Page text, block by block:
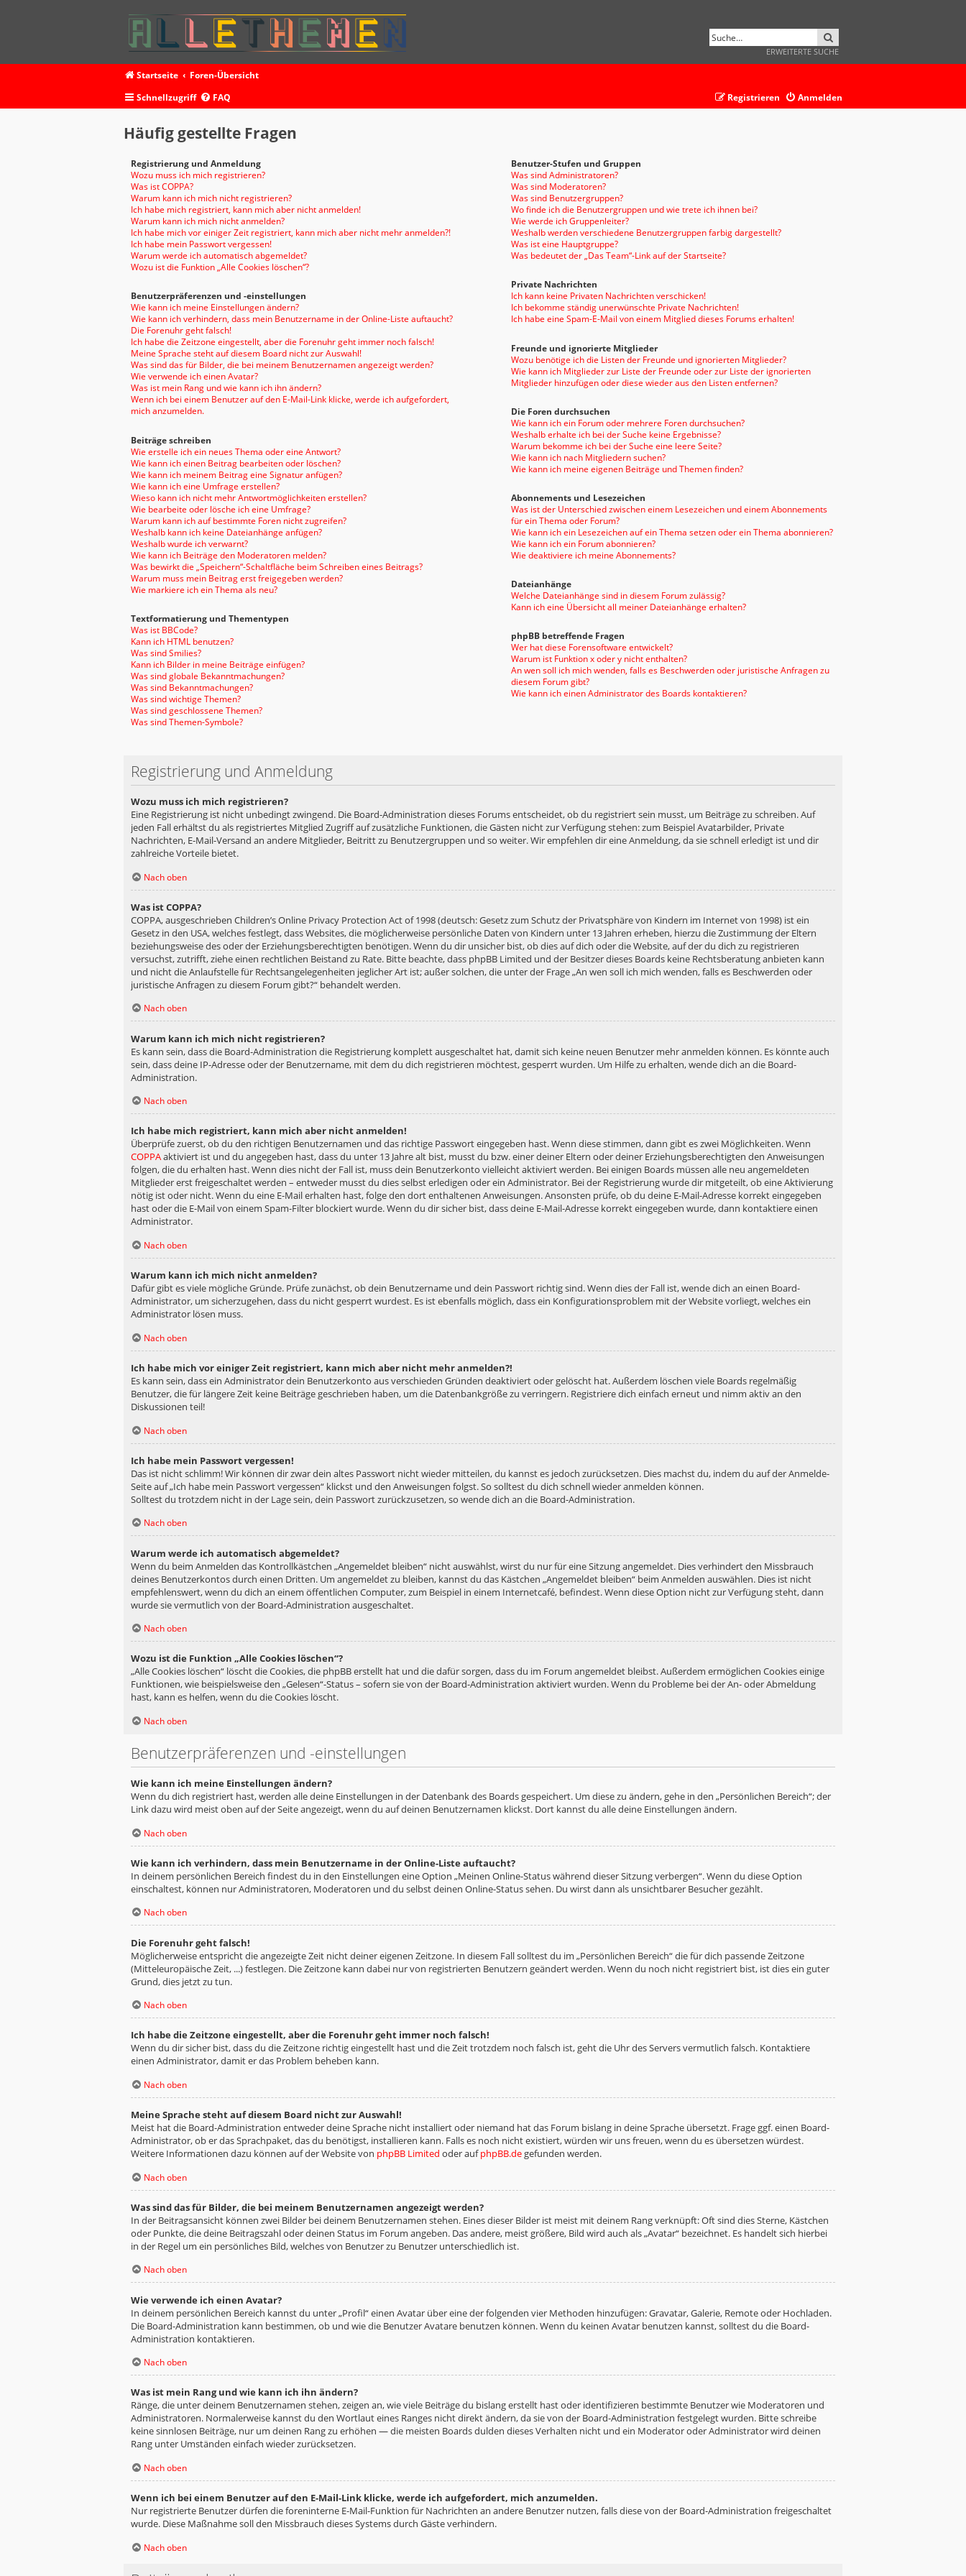
ERWEITERTE SUCHE
Startseite
Foren-Übersicht
Schnellzugriff
FAQ Anmelden
Registrieren
Häufig gestellte Fragen
Registrierung und Anmeldung
Wozu muss ich mich registrieren?
Was ist COPPA?
Warum kann ich mich nicht registrieren?
Ich habe mich registriert, kann mich aber nicht anmelden!
Warum kann ich mich nicht anmelden?
Ich habe mich vor einiger Zeit registriert, kann mich aber nicht mehr anmelden?!
Ich habe mein Passwort vergessen!
Warum werde ich automatisch abgemeldet?
Wozu ist die Funktion „Alle Cookies löschen“?
Benutzerpräferenzen und -einstellungen
Wie kann ich meine Einstellungen ändern?
Wie kann ich verhindern, dass mein Benutzername in der Online-Liste auftaucht?
Die Forenuhr geht falsch!
Ich habe die Zeitzone eingestellt, aber die Forenuhr geht immer noch falsch!
Meine Sprache steht auf diesem Board nicht zur Auswahl!
Was sind das für Bilder, die bei meinem Benutzernamen angezeigt werden?
Wie verwende ich einen Avatar?
Was ist mein Rang und wie kann ich ihn ändern?
Wenn ich bei einem Benutzer auf den E-Mail-Link klicke, werde ich aufgefordert,
mich anzumelden.
Beiträge schreiben
Wie erstelle ich ein neues Thema oder eine Antwort?
Wie kann ich einen Beitrag bearbeiten oder löschen?
Wie kann ich meinem Beitrag eine Signatur anfügen?
Wie kann ich eine Umfrage erstellen?
Wieso kann ich nicht mehr Antwortmöglichkeiten erstellen?
Wie bearbeite oder lösche ich eine Umfrage?
Warum kann ich auf bestimmte Foren nicht zugreifen?
Weshalb kann ich keine Dateianhänge anfügen?
Weshalb wurde ich verwarnt?
Wie kann ich Beiträge den Moderatoren melden?
Was bewirkt die „Speichern“-Schaltfläche beim Schreiben eines Beitrags?
Warum muss mein Beitrag erst freigegeben werden?
Wie markiere ich ein Thema als neu?
Textformatierung und Thementypen
Was ist BBCode?
Kann ich HTML benutzen?
Was sind Smilies?
Kann ich Bilder in meine Beiträge einfügen?
Was sind globale Bekanntmachungen?
Was sind Bekanntmachungen?
Was sind wichtige Themen?
Was sind geschlossene Themen?
Was sind Themen-Symbole?
Benutzer-Stufen und Gruppen
Was sind Administratoren?
Was sind Moderatoren?
Was sind Benutzergruppen?
Wo finde ich die Benutzergruppen und wie trete ich ihnen bei?
Wie werde ich Gruppenleiter?
Weshalb werden verschiedene Benutzergruppen farbig dargestellt?
Was ist eine Hauptgruppe?
Was bedeutet der „Das Team“-Link auf der Startseite?
Private Nachrichten
Ich kann keine Privaten Nachrichten verschicken!
Ich bekomme ständig unerwünschte Private Nachrichten!
Ich habe eine Spam-E-Mail von einem Mitglied dieses Forums erhalten!
Freunde und ignorierte Mitglieder
Wozu benötige ich die Listen der Freunde und ignorierten Mitglieder?
Wie kann ich Mitglieder zur Liste der Freunde oder zur Liste der ignorierten
Mitglieder hinzufügen oder diese wieder aus den Listen entfernen?
Die Foren durchsuchen
Wie kann ich ein Forum oder mehrere Foren durchsuchen?
Weshalb erhalte ich bei der Suche keine Ergebnisse?
Warum bekomme ich bei der Suche eine leere Seite?
Wie kann ich nach Mitgliedern suchen?
Wie kann ich meine eigenen Beiträge und Themen finden?
Abonnements und Lesezeichen
Was ist der Unterschied zwischen einem Lesezeichen und einem Abonnements
für ein Thema oder Forum?
Wie kann ich ein Lesezeichen auf ein Thema setzen oder ein Thema abonnieren?
Wie kann ich ein Forum abonnieren?
Wie deaktiviere ich meine Abonnements?
Dateianhänge
Welche Dateianhänge sind in diesem Forum zulässig?
Kann ich eine Übersicht all meiner Dateianhänge erhalten?
phpBB betreffende Fragen
Wer hat diese Forensoftware entwickelt?
Warum ist Funktion x oder y nicht enthalten?
An wen soll ich mich wenden, falls es Beschwerden oder juristische Anfragen zu
diesem Forum gibt?
Wie kann ich einen Administrator des Boards kontaktieren?
Registrierung und Anmeldung
Wozu muss ich mich registrieren?
Eine Registrierung ist nicht unbedingt zwingend. Die Board-Administration dieses Forums entscheidet, ob du registriert sein musst, um Beiträge zu schreiben. Auf
jeden Fall erhältst du als registriertes Mitglied Zugriff auf zusätzliche Funktionen, die Gästen nicht zur Verfügung stehen: zum Beispiel Avatarbilder, Private
Nachrichten, E-Mail-Versand an andere Mitglieder, Beitritt zu Benutzergruppen und so weiter. Wir empfehlen dir eine Anmeldung, da sie schnell erledigt ist und dir
zahlreiche Vorteile bietet.
Nach oben
Was ist COPPA?
COPPA, ausgeschrieben Children’s Online Privacy Protection Act of 1998 (deutsch: Gesetz zum Schutz der Privatsphäre von Kindern im Internet von 1998) ist ein
Gesetz in den USA, welches festlegt, dass Websites, die möglicherweise persönliche Daten von Kindern unter 13 Jahren erheben, hierzu die Zustimmung der Eltern
beziehungsweise des oder der Erziehungsberechtigten benötigen. Wenn du dir unsicher bist, ob dies auf dich oder die Website, auf der du dich zu registrieren
versuchst, zutrifft, ziehe einen rechtlichen Beistand zu Rate. Bitte beachte, dass phpBB Limited und der Besitzer dieses Boards keine Rechtsberatung anbieten kann
und nicht die Anlaufstelle für Rechtsangelegenheiten jeglicher Art ist; außer solchen, die unter der Frage „An wen soll ich mich wenden, falls es Beschwerden oder
juristische Anfragen zu diesem Forum gibt?“ behandelt werden.
Nach oben
Warum kann ich mich nicht registrieren?
Es kann sein, dass die Board-Administration die Registrierung komplett ausgeschaltet hat, damit sich keine neuen Benutzer mehr anmelden können. Es könnte auch
sein, dass deine IP-Adresse oder der Benutzername, mit dem du dich registrieren möchtest, gesperrt wurden. Um Hilfe zu erhalten, wende dich an die Board-
Administration.
Nach oben
Ich habe mich registriert, kann mich aber nicht anmelden!
Überprüfe zuerst, ob du den richtigen Benutzernamen und das richtige Passwort eingegeben hast. Wenn diese stimmen, dann gibt es zwei Möglichkeiten. Wenn
COPPAaktiviert ist und du angegeben hast, dass du unter 13 Jahre alt bist, musst du bzw. einer deiner Eltern oder deiner Erziehungsberechtigten den Anweisungen
folgen, die du erhalten hast. Wenn dies nicht der Fall ist, muss dein Benutzerkonto vielleicht aktiviert werden. Bei einigen Boards müssen alle neu angemeldeten
Mitglieder erst freigeschaltet werden – entweder musst du dies selbst erledigen oder ein Administrator. Bei der Registrierung wurde dir mitgeteilt, ob eine Aktivierung
nötig ist oder nicht. Wenn du eine E-Mail erhalten hast, folge den dort enthaltenen Anweisungen. Ansonsten prüfe, ob du deine E-Mail-Adresse korrekt eingegeben
hast oder die E-Mail von einem Spam-Filter blockiert wurde. Wenn du dir sicher bist, dass deine E-Mail-Adresse korrekt eingegeben wurde, dann kontaktiere einen
Administrator.
Nach oben
Warum kann ich mich nicht anmelden?
Dafür gibt es viele mögliche Gründe. Prüfe zunächst, ob dein Benutzername und dein Passwort richtig sind. Wenn dies der Fall ist, wende dich an einen Board-
Administrator, um sicherzugehen, dass du nicht gesperrt wurdest. Es ist ebenfalls möglich, dass ein Konfigurationsproblem mit der Website vorliegt, welches ein
Administrator lösen muss.
Nach oben
Ich habe mich vor einiger Zeit registriert, kann mich aber nicht mehr anmelden?!
Es kann sein, dass ein Administrator dein Benutzerkonto aus verschieden Gründen deaktiviert oder gelöscht hat. Außerdem löschen viele Boards regelmäßig
Benutzer, die für längere Zeit keine Beiträge geschrieben haben, um die Datenbankgröße zu verringern. Registriere dich einfach erneut und nimm aktiv an den
Diskussionen teil!
Nach oben
Ich habe mein Passwort vergessen!
Das ist nicht schlimm! Wir können dir zwar dein altes Passwort nicht wieder mitteilen, du kannst es jedoch zurücksetzen. Dies machst du, indem du auf der Anmelde-
Seite auf „Ich habe mein Passwort vergessen“ klickst und den Anweisungen folgst. So solltest du dich schnell wieder anmelden können.
Solltest du trotzdem nicht in der Lage sein, dein Passwort zurückzusetzen, so wende dich an die Board-Administration.
Nach oben
Warum werde ich automatisch abgemeldet?
Wenn du beim Anmelden das Kontrollkästchen „Angemeldet bleiben“ nicht auswählst, wirst du nur für eine Sitzung angemeldet. Dies verhindert den Missbrauch
deines Benutzerkontos durch einen Dritten. Um angemeldet zu bleiben, kannst du das Kästchen „Angemeldet bleiben“ beim Anmelden auswählen. Dies ist nicht
empfehlenswert, wenn du dich an einem öffentlichen Computer, zum Beispiel in einem Internetcafé, befindest. Wenn diese Option nicht zur Verfügung steht, dann
wurde sie vermutlich von der Board-Administration ausgeschaltet.
Nach oben
Wozu ist die Funktion „Alle Cookies löschen“?
„Alle Cookies löschen“ löscht die Cookies, die phpBB erstellt hat und die dafür sorgen, dass du im Forum angemeldet bleibst. Außerdem ermöglichen Cookies einige
Funktionen, wie beispielsweise den „Gelesen“-Status – sofern sie von der Board-Administration aktiviert wurden. Wenn du Probleme bei der An- oder Abmeldung
hast, kann es helfen, wenn du die Cookies löscht.
Nach oben
Benutzerpräferenzen und -einstellungen
Wie kann ich meine Einstellungen ändern?
Wenn du dich registriert hast, werden alle deine Einstellungen in der Datenbank des Boards gespeichert. Um diese zu ändern, gehe in den „Persönlichen Bereich“; der
Link dazu wird meist oben auf der Seite angezeigt, wenn du auf deinen Benutzernamen klickst. Dort kannst du alle deine Einstellungen ändern.
Nach oben
Wie kann ich verhindern, dass mein Benutzername in der Online-Liste auftaucht?
In deinem persönlichen Bereich findest du in den Einstellungen eine Option „Meinen Online-Status während dieser Sitzung verbergen“. Wenn du diese Option
einschaltest, können nur Administratoren, Moderatoren und du selbst deinen Online-Status sehen. Du wirst dann als unsichtbarer Besucher gezählt.
Nach oben
Die Forenuhr geht falsch!
Möglicherweise entspricht die angezeigte Zeit nicht deiner eigenen Zeitzone. In diesem Fall solltest du im „Persönlichen Bereich“ die für dich passende Zeitzone
(Mitteleuropäische Zeit, ...) festlegen. Die Zeitzone kann dabei nur von registrierten Benutzern geändert werden. Wenn du noch nicht registriert bist, ist dies ein guter
Grund, dies jetzt zu tun.
Nach oben
Ich habe die Zeitzone eingestellt, aber die Forenuhr geht immer noch falsch!
Wenn du dir sicher bist, dass du die Zeitzone richtig eingestellt hast und die Zeit trotzdem noch falsch ist, geht die Uhr des Servers vermutlich falsch. Kontaktiere
einen Administrator, damit er das Problem beheben kann.
Nach oben
Meine Sprache steht auf diesem Board nicht zur Auswahl!
Meist hat die Board-Administration entweder deine Sprache nicht installiert oder niemand hat das Forum bislang in deine Sprache übersetzt. Frage ggf. einen Board-
Administrator, ob er das Sprachpaket, das du benötigst, installieren kann. Falls es noch nicht existiert, würden wir uns freuen, wenn du es übersetzen würdest.
Weitere Informationen dazu können auf der Website von phpBB Limited oder aufphpBB.degefunden werden.
Nach oben
Was sind das für Bilder, die bei meinem Benutzernamen angezeigt werden?
In der Beitragsansicht können zwei Bilder bei deinem Benutzernamen stehen. Eines dieser Bilder ist meist mit deinem Rang verknüpft: Oft sind dies Sterne, Kästchen
oder Punkte, die deine Beitragszahl oder deinen Status im Forum angeben. Das andere, meist größere, Bild wird auch als „Avatar“ bezeichnet. Es handelt sich hierbei
in der Regel um ein persönliches Bild, welches von Benutzer zu Benutzer unterschiedlich ist.
Nach oben
Wie verwende ich einen Avatar?
In deinem persönlichen Bereich kannst du unter „Profil“ einen Avatar über eine der folgenden vier Methoden hinzufügen: Gravatar, Galerie, Remote oder Hochladen.
Die Board-Administration kann bestimmen, ob und wie die Benutzer Avatare benutzen können. Wenn du keinen Avatar benutzen kannst, solltest du die Board-
Administration kontaktieren.
Nach oben
Was ist mein Rang und wie kann ich ihn ändern?
Ränge, die unter deinem Benutzernamen stehen, zeigen an, wie viele Beiträge du bislang erstellt hast oder identifizieren bestimmte Benutzer wie Moderatoren und
Administratoren. Normalerweise kannst du den Wortlaut eines Ranges nicht direkt ändern, da sie von der Board-Administration festgelegt wurden. Bitte schreibe
keine sinnlosen Beiträge, nur um deinen Rang zu erhöhen — die meisten Boards dulden dieses Verhalten nicht und ein Moderator oder Administrator wird deinen
Rang unter Umständen einfach wieder zurücksetzen.
Nach oben
Wenn ich bei einem Benutzer auf den E-Mail-Link klicke, werde ich aufgefordert, mich anzumelden.
Nur registrierte Benutzer dürfen die foreninterne E-Mail-Funktion für Nachrichten an andere Benutzer nutzen, falls diese von der Board-Administration freigeschaltet
wurde. Diese Maßnahme soll den Missbrauch dieses Systems durch Gäste verhindern.
Nach oben